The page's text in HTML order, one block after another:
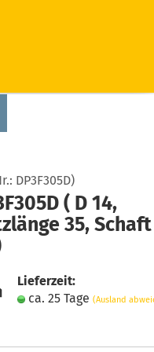
DP3F305D)
( D 14,
35, Schaft
Lieferzeit:
ca. 25 Tage (Ausland